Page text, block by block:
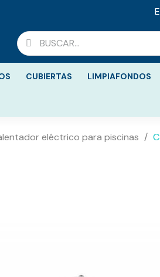
CUBIERTAS LIMPIAFONDOS
eléctrico para piscinas